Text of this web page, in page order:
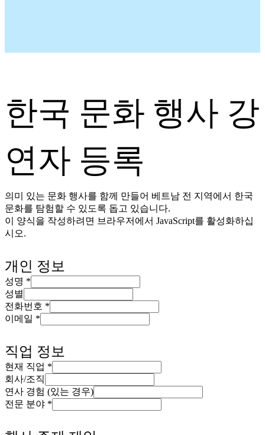
한국 문화 행사 강
연자 등록
의미 있는 문화 행사를 함께 만들어 베트남 전 지역에서 한국
문화를 탐험할 수 있도록 돕고 있습니다.
이 양식을 작성하려면 브라우저에서 JavaScript를 활성화하십
시오.
개인 정보
성명 *
성별
전화번호 *
이메일 *
직업 정보
현재 직업 *
회사/조직
연사 경험 (있는 경우)
전문 분야 *